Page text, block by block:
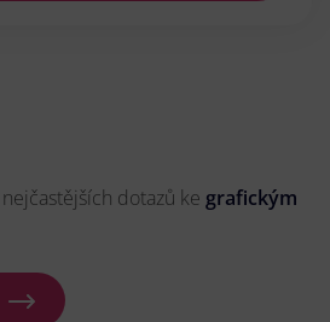
dotazů ke grafickým